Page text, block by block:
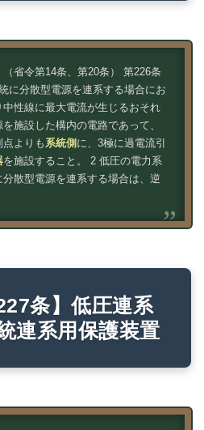
（省令第14条、第20条） 第226条
に分散型電源を連系する場合にお
中性線に最大電流が生じるおそれ
施設した構内の電路であって、
よりも系統側 に、3極に過電流引
を施設すること。 2 低圧の電力系
散型電源を連系する場合は、逆
条】低圧連系
連系用保護装置